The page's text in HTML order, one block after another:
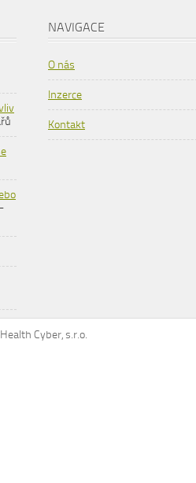
-
NAVIGACE
O nás
Inzerce
Kontakt
Cyber, s.r.o.